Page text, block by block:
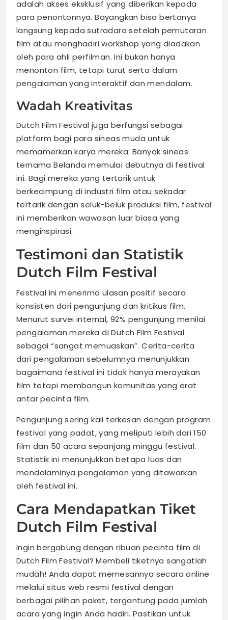
adalah akses eksklusif yang diberikan kepada
para penontonnya. Bayangkan bisa bertanya
langsung kepada sutradara setelah pemutaran
film atau menghadiri workshop yang diadakan
oleh para ahli perfilman. Ini bukan hanya
menonton film, tetapi turut serta dalam
pengalaman yang interaktif dan mendalam.
Wadah Kreativitas
Dutch Film Festival juga berfungsi sebagai
platform bagi para sineas muda untuk
memamerkan karya mereka. Banyak sineas
ternama Belanda memulai debutnya di festival
ini. Bagi mereka yang tertarik untuk
berkecimpung di industri film atau sekadar
tertarik dengan seluk-beluk produksi film, festival
ini memberikan wawasan luar biasa yang
menginspirasi.
Testimoni dan Statistik
Dutch Film Festival
Festival ini menerima ulasan positif secara
konsisten dari pengunjung dan kritikus film.
Menurut survei internal, 92% pengunjung menilai
pengalaman mereka di Dutch Film Festival
sebagai “sangat memuaskan”. Cerita-cerita
dari pengalaman sebelumnya menunjukkan
bagaimana festival ini tidak hanya merayakan
film tetapi membangun komunitas yang erat
antar pecinta film.
Pengunjung sering kali terkesan dengan program
festival yang padat, yang meliputi lebih dari 150
film dan 50 acara sepanjang minggu festival.
Statistik ini menunjukkan betapa luas dan
mendalaminya pengalaman yang ditawarkan
oleh festival ini.
Cara Mendapatkan Tiket
Dutch Film Festival
Ingin bergabung dengan ribuan pecinta film di
Dutch Film Festival? Membeli tiketnya sangatlah
mudah! Anda dapat memesannya secara online
melalui situs web resmi festival dengan
berbagai pilihan paket, tergantung pada jumlah
acara yang ingin Anda hadiri. Pastikan untuk